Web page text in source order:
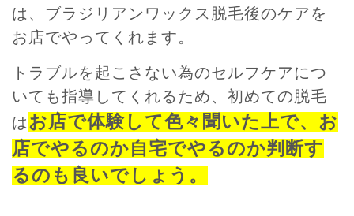
は、ブラジリアンワックス脱毛後のケアを
お店でやってくれます。
トラブルを起こさない為のセルフケアにつ
いても指導してくれるため、初めての脱毛
は お店で体験して色々聞いた上で、お
店でやるのか自宅でやるのか判断す
るのも良いでしょう。